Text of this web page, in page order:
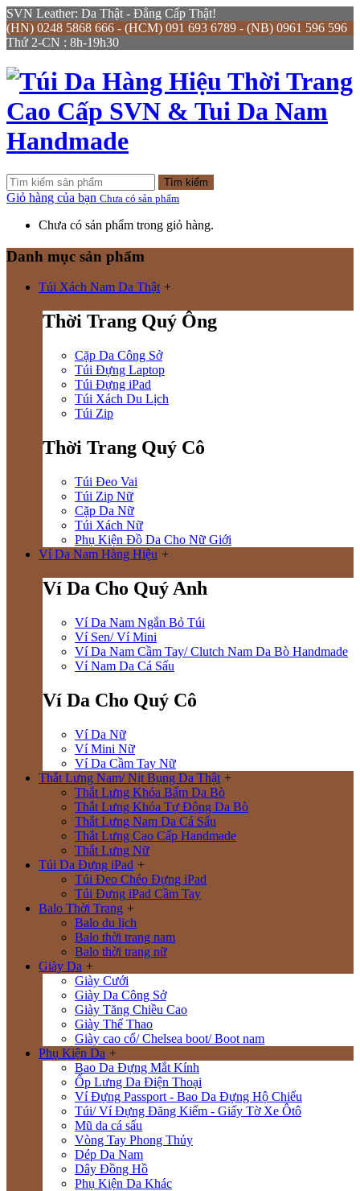
SVN Leather: Da Thật - Đẳng Cấp Thật!
(HN) 0248 5868 666 - (HCM) 091 693 6789 - (NB) 0961 596 596
Thứ 2-CN : 8h-19h30
Tìm kiếm
Giỏ hàng của bạn Chưa có sản phẩm
Chưa có sản phẩm trong giỏ hàng.
Danh mục sản phẩm
Túi Xách Nam Da Thật +
Thời Trang Quý Ông
Cặp Da Công Sở
Túi Đựng Laptop
Túi Đựng iPad
Túi Xách Du Lịch
Túi Zip
Thời Trang Quý Cô
Túi Đeo Vai
Túi Zip Nữ
Cặp Da Nữ
Túi Xách Nữ
Phụ Kiện Đồ Da Cho Nữ Giới
Ví Da Nam Hàng Hiệu +
Ví Da Cho Quý Anh
Ví Da Nam Ngắn Bỏ Túi
Ví Sen/ Ví Mini
Ví Da Nam Cầm Tay/ Clutch Nam Da Bò Handmade
Ví Nam Da Cá Sấu
Ví Da Cho Quý Cô
Ví Da Nữ
Ví Mini Nữ
Ví Da Cầm Tay Nữ
Thắt Lưng Nam/ Nịt Bụng Da Thật +
Thắt Lưng Khóa Bấm Da Bò
Thắt Lưng Khóa Tự Động Da Bò
Thắt Lưng Nam Da Cá Sấu
Thắt Lưng Cao Cấp Handmade
Thắt Lưng Nữ
Túi Da Đựng iPad +
Túi Đeo Chéo Đựng iPad
Túi Đựng iPad Cầm Tay
Balo Thời Trang +
Balo du lịch
Balo thời trang nam
Balo thời trang nữ
Giày Da +
Giày Cưới
Giày Da Công Sở
Giày Tăng Chiều Cao
Giày Thể Thao
Giày cao cổ/ Chelsea boot/ Boot nam
Phụ Kiện Da +
Bao Da Đựng Mắt Kính
Ốp Lưng Da Điện Thoại
Ví Đựng Passport - Bao Da Đựng Hộ Chiếu
Túi/ Ví Đựng Đăng Kiểm - Giấy Tờ Xe Ôtô
Mũ da cá sấu
Vòng Tay Phong Thủy
Dép Da Nam
Dây Đồng Hồ
Phụ Kiện Da Khác